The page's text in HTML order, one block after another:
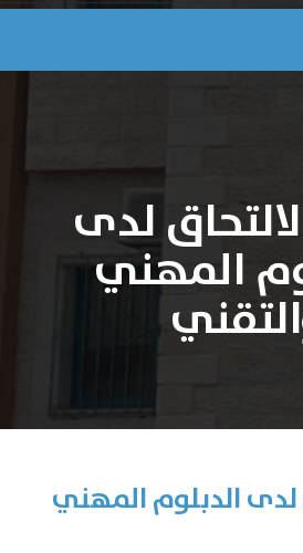
لدى
المهني
لدى الدبلوم المهني